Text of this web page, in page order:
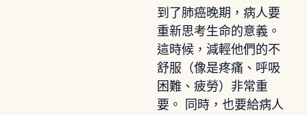
到了肺癌晚期，病人要
重新思考生命的意義。
這時候，減輕他們的不
舒服（像是疼痛、呼吸
困難、疲勞）非常重
要。 同時，也要給病人